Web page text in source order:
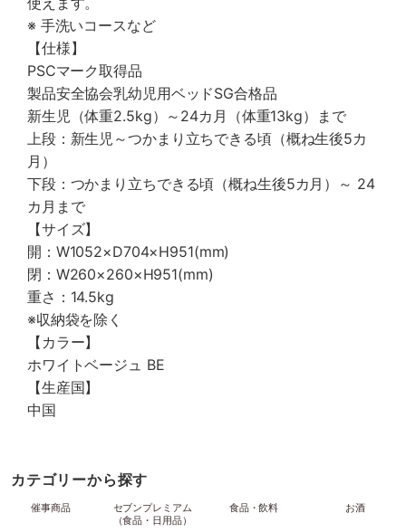
※ 手洗いコースなど
【仕様】
PSCマーク取得品
製品安全協会乳幼児用ベッドSG合格品
新生児（体重2.5kg）～24カ月（体重13kg）まで
上段：新生児～つかまり立ちできる頃（概ね生後5カ
月）
下段：つかまり立ちできる頃（概ね生後5カ月）～ 24
カ月まで
【サイズ】
開：W1052×D704×H951(mm)
閉：W260×260×H951(mm)
重さ：14.5kg
※収納袋を除く
【カラー】
ホワイトベージュ BE
【生産国】
中国
カテゴリーから探す
催事商品
セブンプレミアム
（食品・日用品）
食品・飲料 お酒